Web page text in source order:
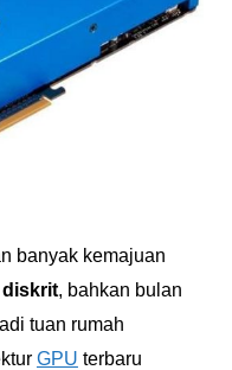
banyak kemajuan
diskrit, bahkan bulan
tuan rumah
GPU terbaru